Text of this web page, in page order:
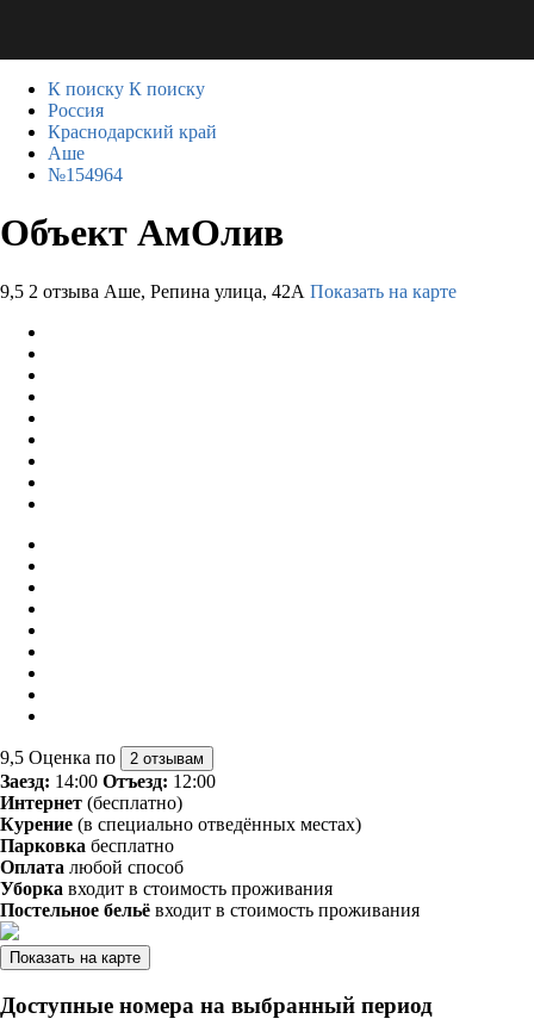
К поиску К поиску
Россия
Краснодарский край
Аше
№154964
Объект АмОлив
9,5 2 отзыва Аше, Репина улица, 42А Показать на карте
9,5 Оценка по 2 отзывам
Заезд: 14:00 Отъезд: 12:00
Интернет (бесплатно)
Курение (в специально отведённых местах)
Парковка бесплатно
Оплата любой способ
Уборка входит в стоимость проживания
Постельное бельё входит в стоимость проживания
Показать на карте
Доступные номера на выбранный период